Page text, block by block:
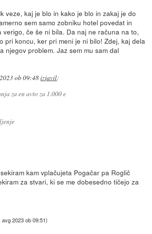
veze, kaj je blo in kako je blo in zakaj je do
sem samo zobniku hotel povedat in
verigo, če še ni bila. Da naj ne računa na to,
pri koncu, ker pri meni je ni bilo! Zdej, kaj dela
njegov problem. Jaz sem mu sam dal
ob 09:48izjavil:
za en avto za 1.000 e
kam vplačujeta Pogačar pa Roglič
za stvari, ki se me dobesedno tičejo za
avg 2023 ob 09:51)